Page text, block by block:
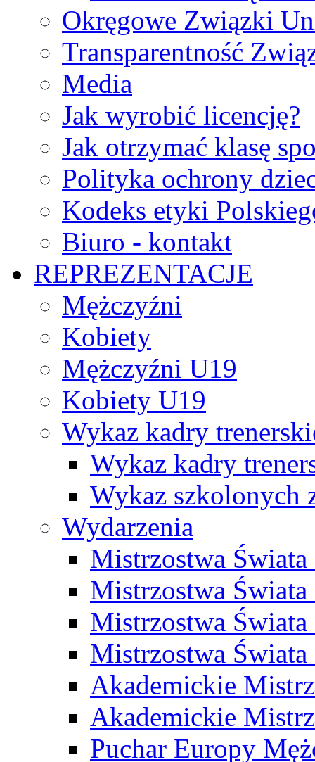
Okręgowe Związki
Transparentność
Media
Jak wyrobić licencję?
Jak otrzymać klasę
Polityka ochrony
Kodeks etyki
Biuro - kontakt
REPREZENTACJE
Mężczyźni
Kobiety
Mężczyźni U19
Kobiety U19
Wykaz kadry
Wykaz kadry
Wykaz szkolonych
Wydarzenia
Mistrzostwa
Mistrzostwa
Mistrzostwa
Mistrzostwa
Akademickie
Akademickie
Puchar Europy